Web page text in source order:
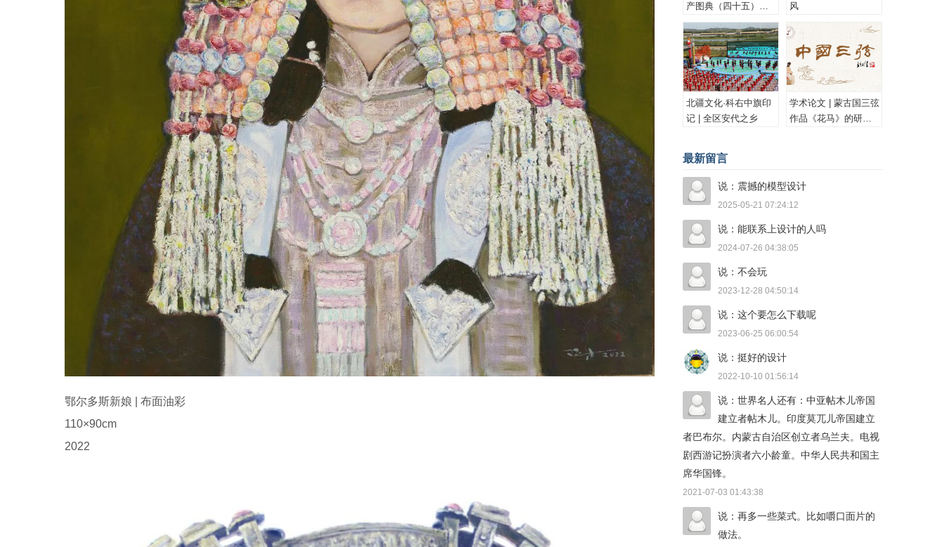
鄂尔多斯新娘 | 布面油彩
110×90cm
2022
产图典（四十五）蒙
古族安代舞
风
北疆文化·科右中旗印
记 | 全区安代之乡
学术论文 | 蒙古国三弦
作品《花马》的研究
最新留言
说：震撼的模型设计
2025-05-21 07:24:12
说：能联系上设计的人吗
2024-07-26 04:38:05
说：不会玩
2023-12-28 04:50:14
说：这个要怎么下载呢
2023-06-25 06:00:54
说：挺好的设计
2022-10-10 01:56:14
说：世界名人还有：中亚帖木儿帝国
建立者帖木儿。印度莫兀儿帝国建立
者巴布尔。内蒙古自治区创立者乌兰夫。电视
剧西游记扮演者六小龄童。中华人民共和国主
席华国锋。
2021-07-03 01:43:38
说：再多一些菜式。比如嚼口面片的
做法。